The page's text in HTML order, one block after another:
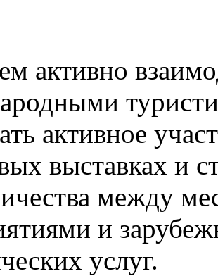
активно
активное
выставках и
между
и
услуг.